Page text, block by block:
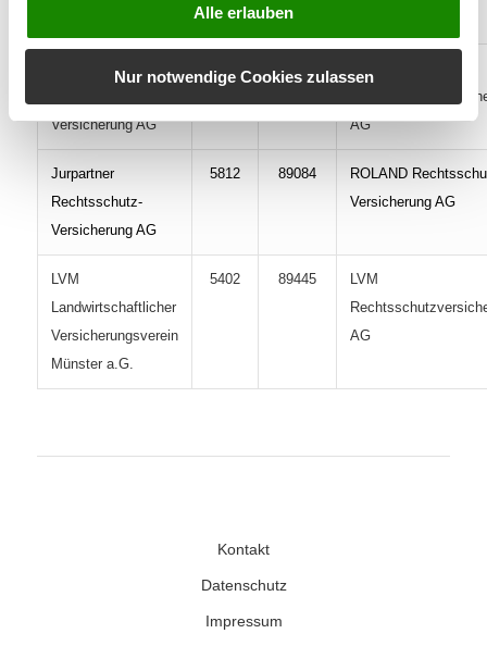
Alle erlauben
Nur notwendige Cookies zulassen
HUK-COBURG-
Versicherung AG
5521 89434
AG
Jurpartner
Rechtsschutz-
Versicherung AG
5812 89084
ROLAND
Versicherung AG
LVM
Landwirtschaftlicher
Versicherungsverein
Münster a.G.
5402 89445
LVM
AG
Kontakt
Datenschutz
Impressum